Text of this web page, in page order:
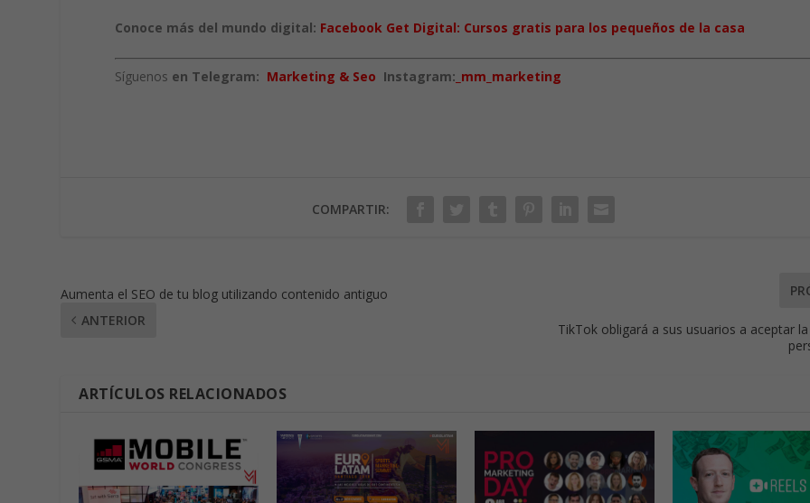
Conoce más del mundo digital: Facebook Get Digital: Cursos gratis para los pequeños de la casa
Síguenos en Telegram: Marketing & Seo Instagram: _mm_marketing
COMPARTIR:
Aumenta el SEO de tu blog utilizando contenido antiguo
ANTERIOR
TikTok obligará a sus usuarios a aceptar
ARTÍCULOS RELACIONADOS